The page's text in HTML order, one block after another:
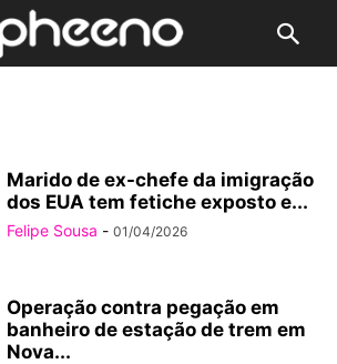
Marido de ex-chefe da imigração
dos EUA tem fetiche exposto e...
Felipe Sousa - 01/04/2026
Operação contra pegação em
banheiro de estação de trem em
Nova...